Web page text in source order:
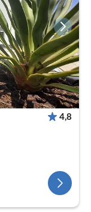
4,8